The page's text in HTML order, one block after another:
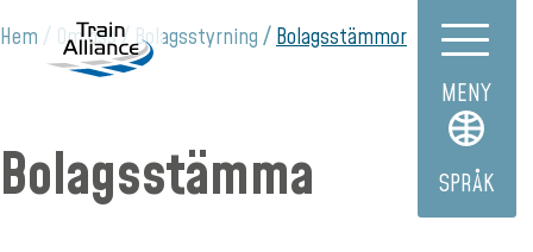
MENY
SPRÅK
Hem Om oss Bolagsstyrning Bolagsstämmor
Bolagsstämma